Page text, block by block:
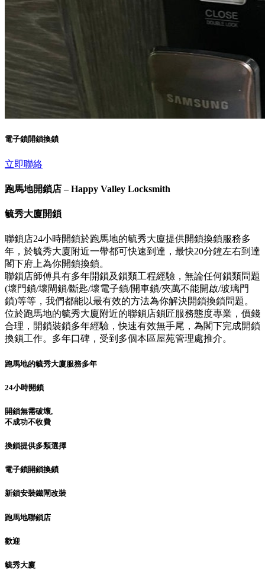
電子鎖開鎖換鎖
立即聯絡
跑馬地開鎖店 – Happy Valley Locksmith
毓秀大廈開鎖
聯鎖店24小時開鎖於跑馬地的毓秀大廈提供開鎖換鎖服務多
年，於毓秀大廈附近一帶都可快速到達，最快20分鐘左右到達
閣下府上為你開鎖換鎖。
聯鎖店師傅具有多年開鎖及鎖類工程經驗，無論任何鎖類問題
(壞門鎖/壞閘鎖/斷匙/壞電子鎖/開車鎖/夾萬不能開啟/玻璃門
鎖)等等，我們都能以最有效的方法為你解決開鎖換鎖問題。
位於跑馬地的毓秀大廈附近的聯鎖店鎖匠服務態度專業，價錢
合理，開鎖裝鎖多年經驗，快速有效無手尾，為閣下完成開鎖
換鎖工作。多年口碑，受到多個本區屋苑管理處推介。
跑馬地的毓秀大廈服務多年
24小時開鎖
開鎖無需破壞,
不成功不收費
換鎖提供多類選擇
電子鎖開鎖換鎖
新鎖安裝鐵閘改裝
跑馬地聯鎖店
歡迎
毓秀大廈